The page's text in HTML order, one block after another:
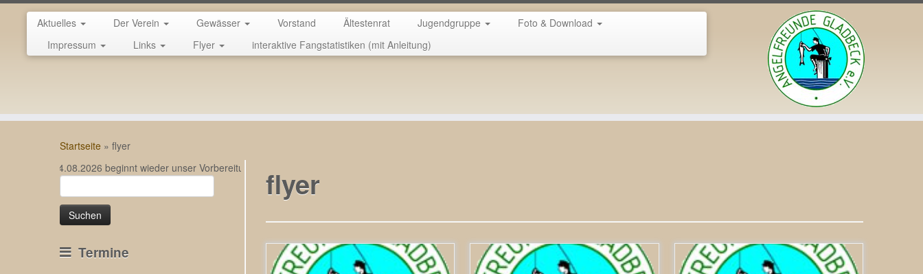
Aktuelles Der Verein Gewässer Vorstand Ältestenrat Jugendgruppe
Foto & Download
Impressum
Links Flyer interaktive Fangstatistiken (mit Anleitung)
Startseite » flyer
… Am 24.08.2026 beginnt wieder unser Vorbereitungslehrgang für die Fischerprüfung.
nach:
Termine
flyer